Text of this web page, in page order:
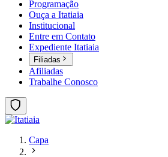
Programação
Ouça a Itatiaia
Institucional
Entre em Contato
Expediente Itatiaia
Filiadas
Afiliadas
Trabalhe Conosco
Capa